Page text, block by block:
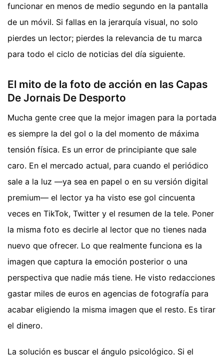
funcionar en menos de medio segundo en la pantalla
de un móvil. Si fallas en la jerarquía visual, no solo
pierdes un lector; pierdes la relevancia de tu marca
para todo el ciclo de noticias del día siguiente.
El mito de la foto de acción en las Capas
De Jornais De Desporto
Mucha gente cree que la mejor imagen para la portada
es siempre la del gol o la del momento de máxima
tensión física. Es un error de principiante que sale
caro. En el mercado actual, para cuando el periódico
sale a la luz —ya sea en papel o en su versión digital
premium— el lector ya ha visto ese gol cincuenta
veces en TikTok, Twitter y el resumen de la tele. Poner
la misma foto es decirle al lector que no tienes nada
nuevo que ofrecer. Lo que realmente funciona es la
imagen que captura la emoción posterior o una
perspectiva que nadie más tiene. He visto redacciones
gastar miles de euros en agencias de fotografía para
acabar eligiendo la misma imagen que el resto. Es tirar
el dinero.
La solución es buscar el ángulo psicológico. Si el